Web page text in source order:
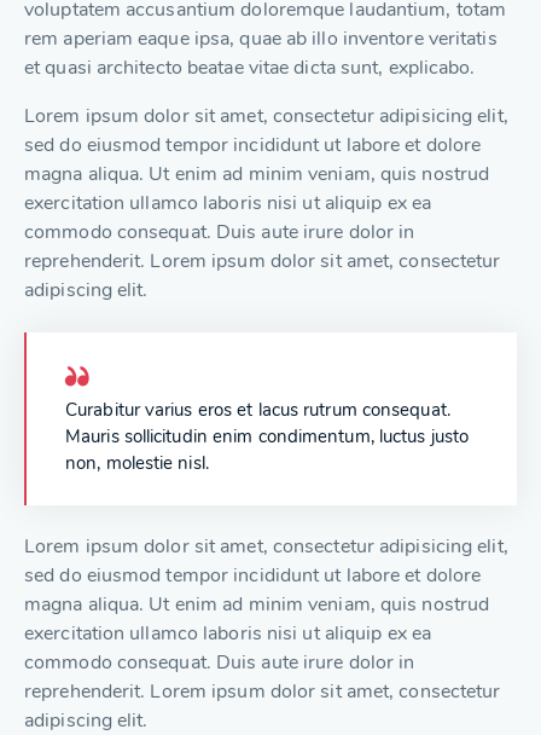
voluptatem accusantium doloremque laudantium, totam
rem aperiam eaque ipsa, quae ab illo inventore veritatis
et quasi architecto beatae vitae dicta sunt, explicabo.
Lorem ipsum dolor sit amet, consectetur adipisicing elit,
sed do eiusmod tempor incididunt ut labore et dolore
magna aliqua. Ut enim ad minim veniam, quis nostrud
exercitation ullamco laboris nisi ut aliquip ex ea
commodo consequat. Duis aute irure dolor in
reprehenderit. Lorem ipsum dolor sit amet, consectetur
adipiscing elit.
Curabitur varius eros et lacus rutrum consequat.
Mauris sollicitudin enim condimentum, luctus justo
non, molestie nisl.
Lorem ipsum dolor sit amet, consectetur adipisicing elit,
sed do eiusmod tempor incididunt ut labore et dolore
magna aliqua. Ut enim ad minim veniam, quis nostrud
exercitation ullamco laboris nisi ut aliquip ex ea
commodo consequat. Duis aute irure dolor in
reprehenderit. Lorem ipsum dolor sit amet, consectetur
adipiscing elit.